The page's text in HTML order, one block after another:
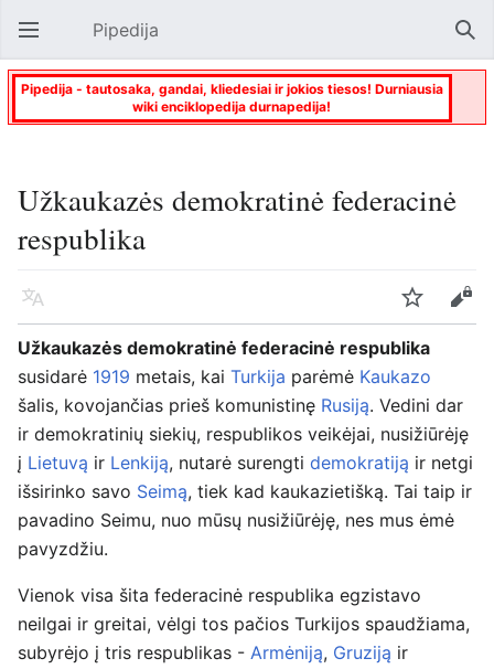
Atverti pagrindinį meniu Pipedija
Pipedija - tautosaka, gandai, kliedesiai ir jokios tiesos! Durniausia
wiki enciklopedija durnapedija!
Užkaukazės demokratinė federacinė
respublika
Kalba Stebėti
Keisti
Užkaukazės demokratinė federacinė respublika
susidarė 1919 metais, kai Turkija parėmė Kaukazo
šalis, kovojančias prieš komunistinę Rusiją. Vedini dar
ir demokratinių siekių, respublikos veikėjai, nusižiūrėję
į Lietuvą ir Lenkiją, nutarė surengti demokratiją ir netgi
išsirinko savo Seimą, tiek kad kaukazietišką. Tai taip ir
pavadino Seimu, nuo mūsų nusižiūrėję, nes mus ėmė
pavyzdžiu.
Vienok visa šita federacinė respublika egzistavo
neilgai ir greitai, vėlgi tos pačios Turkijos spaudžiama,
subyrėjo į tris respublikas - Armėniją, Gruziją ir